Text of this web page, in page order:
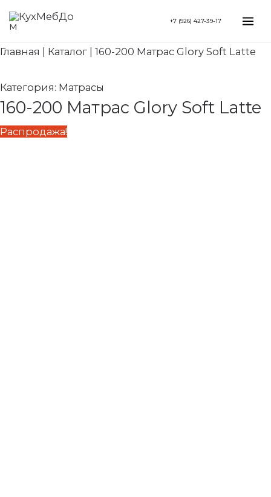
Перейти
содержимому
+7 (926) 427-39-17
Главная Каталог 160-200 Матрас Glory Soft Latte
Категория: Матрасы
160-200 Матрас Glory Soft Latte
Распродажа!
Первоначальная
составляла
090 ₽.
57
Search...